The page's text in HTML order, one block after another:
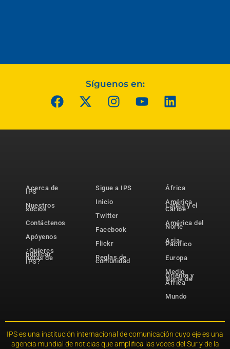
Síguenos en:
Acerca de
IPS
Nuestros
socios
Contáctenos
Apóyenos
¿Quieres
publicar
notas de
IPS?
Sigue a IPS
Inicio
Twitter
Facebook
Flickr
Reglas de
comunidad
África
América
Latina y el
Caribe
América del
Norte
Asia-
Pacífico
Europa
Medio
Oriente y
Norte de
África
Mundo
IPS es una institución internacional de comunicación cuyo eje es una
agencia mundial de noticias que amplifica las voces del Sur y de la